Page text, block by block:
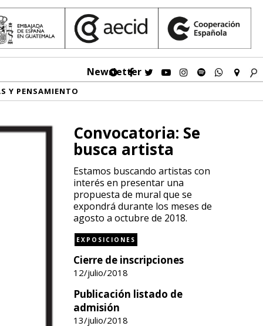
Newsletter
Y PENSAMIENTO
Convocatoria: Se
busca artista
Estamos buscando artistas con
interés en presentar una
propuesta de mural que se
expondrá durante los meses de
agosto a octubre de 2018.
EXPOSICIONES
Cierre de inscripciones
12/julio/2018
Publicación listado de
admisión
13/julio/2018